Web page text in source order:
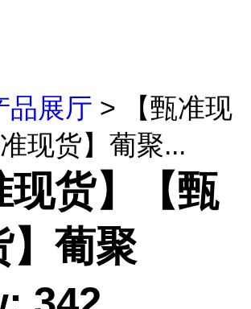
品展厅 > 【甄准现
现货】葡聚...
现货】【甄
】葡聚